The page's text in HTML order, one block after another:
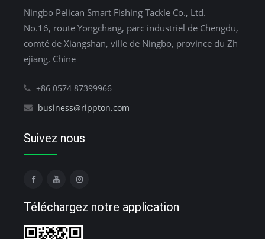
Ningbo Pelican Smart Fishing Tackle Co., Ltd.
No.16, route Yongchang, parc industriel de Chengdu,
comté de Xiangshan, ville de Ningbo, province du Zh
ejiang, Chine
+86 0574 87399966
business@rippton.com
Suivez nous
Téléchargez notre application